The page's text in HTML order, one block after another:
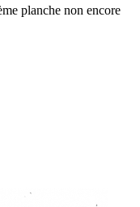
planche non encore